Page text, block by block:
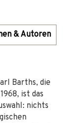
& Autoren
Barths, die
ist das
nichts